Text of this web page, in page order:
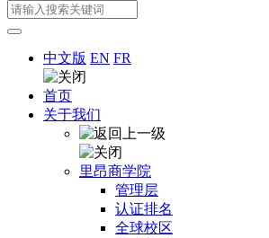
中文版 EN FR
首页
关于我们
里昂商学院
管理层
认证排名
全球校区